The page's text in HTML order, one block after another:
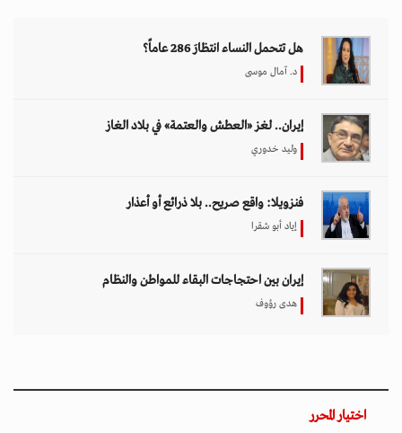
هل تتحمل النساء انتظارَ 286 عاماً؟
د. آمال موسى
إيران.. لغز «العطش والعتمة» في بلاد الغاز
وليد خدوري
فنزويلا: واقع صريح.. بلا ذرائع أو أعذار
إياد أبو شقرا
إيران بين احتجاجات البقاء للمواطن والنظام
هدى رؤوف
اختيار المحرر